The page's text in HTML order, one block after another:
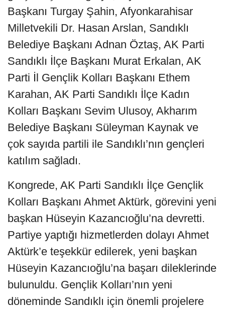
Başkanı Turgay Şahin, Afyonkarahisar
Milletvekili Dr. Hasan Arslan, Sandıklı
Belediye Başkanı Adnan Öztaş, AK Parti
Sandıklı İlçe Başkanı Murat Erkalan, AK
Parti İl Gençlik Kolları Başkanı Ethem
Karahan, AK Parti Sandıklı İlçe Kadın
Kolları Başkanı Sevim Ulusoy, Akharım
Belediye Başkanı Süleyman Kaynak ve
çok sayıda partili ile Sandıklı’nın gençleri
katılım sağladı.
Kongrede, AK Parti Sandıklı İlçe Gençlik
Kolları Başkanı Ahmet Aktürk, görevini yeni
başkan Hüseyin Kazancıoğlu’na devretti.
Partiye yaptığı hizmetlerden dolayı Ahmet
Aktürk’e teşekkür edilerek, yeni başkan
Hüseyin Kazancıoğlu’na başarı dileklerinde
bulunuldu. Gençlik Kolları’nın yeni
döneminde Sandıklı için önemli projelere